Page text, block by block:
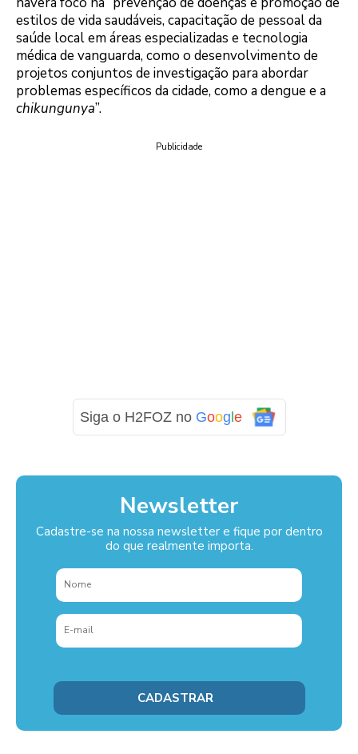
estilos de vida saudáveis, capacitação de pessoal da
saúde local em áreas especializadas e tecnologia
médica de vanguarda, como o desenvolvimento de
projetos conjuntos de investigação para abordar
problemas específicos da cidade, como a dengue e a
chikungunya”.
Publicidade
Siga o H2FOZ no Goog e
Newsletter
Cadastre-se na nossa newsletter e fique por dentro
do que realmente importa.